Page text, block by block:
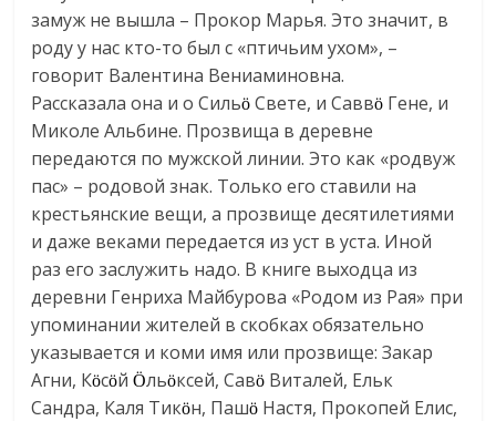
замуж не вышла – Прокор Марья. Это значит, в
роду у нас кто-то был с «птичьим ухом», –
говорит Валентина Вениаминовна.
Рассказала она и о СильöСвете, и Саввö Гене, и
Миколе Альбине. Прозвища в деревне
передаются по мужской линии. Это как «родвуж
пас» – родовой знак. Только его ставили на
крестьянские вещи, а прозвище десятилетиями
и даже веками передается из уст в уста. Иной
раз его заслужить надо. В книге выходца из
деревни Генриха Майбурова «Родом из Рая» при
упоминании жителей в скобках обязательно
указывается и коми имя или прозвище: Закар
Агни, КöсöйÖльöксей, Савö Виталей, Ельк
Сандра, Каля Тикöн, Пашö Настя, Прокопей Елис,